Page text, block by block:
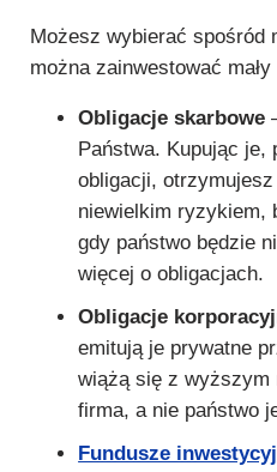
Możesz wybierać spośród
można zainwestować mały
Obligacje skarbowe
Państwa. Kupując
obligacji,
niewielkim ryzykiem,
gdy państwo będzie
więcej o obligacjach.
Obligacje
emitują je prywatne
wiążą się z wyższym
firma, a nie państwo
Fundusze